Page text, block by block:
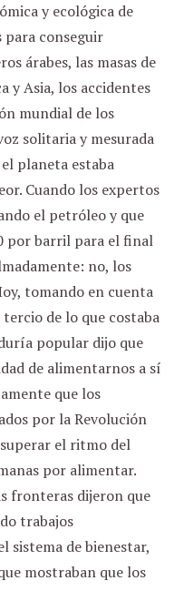
y ecológica de
para conseguir
árabes, las masas de
y Asia, los accidentes
mundial de los
solitaria y mesurada
planeta estaba
Cuando los expertos
el petróleo y que
por barril para el final
no, los
tomando en cuenta
de lo que costaba
popular dijo que
de alimentarnos a sí
que los
por la Revolución
el ritmo del
por alimentar.
fronteras dijeron que
trabajos
sistema de bienestar,
mostraban que los